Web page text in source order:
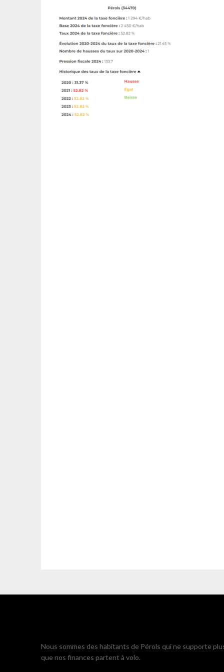
Nous sommes des habitants de Pérols qui ne supporte
que nos finances partent à volo.